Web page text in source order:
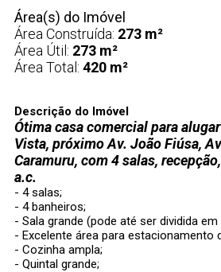
Área(s) do Imóvel
Área Construída: 273 m²
Área Útil: 273 m²
Área Total: 420 m²
Descrição do Imóvel
Ótima casa comercial para
Vista, próximo Av. João Fiúsa,
Caramuru, com 4 salas,
a.c.
- 4 salas;
- 4 banheiros;
- Sala grande (pode até ser dividida em
- Excelente área para estacionamento
- Cozinha ampla;
- Quintal grande;